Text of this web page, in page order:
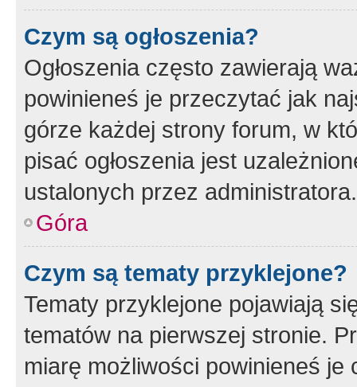
Czym są ogłoszenia?
Ogłoszenia często zawierają
powinieneś je przeczytać jak
górze każdej strony forum, w
pisać ogłoszenia jest
ustalonych przez administratora.
Góra
Czym są tematy przyklejone?
Tematy przyklejone pojawiają
tematów na pierwszej stronie.
miarę możliwości powinieneś je